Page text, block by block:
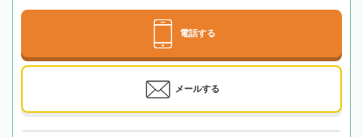
電話する
メールする